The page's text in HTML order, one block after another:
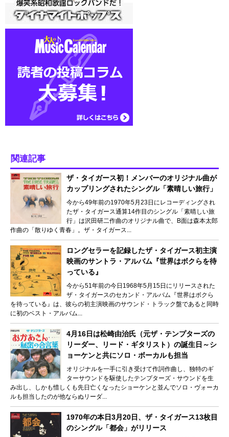
関連記事
ザ・タイガース初！メンバーのオリジナル曲が
カップリングされたシングル「素晴しい旅行」
今から49年前の1970年5月23日にレコーディングされ
たザ・タイガース通算14作目のシングル「素晴しい旅
行」は沢田研二作曲のオリジナル曲で、B面は森本太郎
作曲の「散りゆく青春」。ザ・タイガース...
ロングセラーを記録したザ・タイガース初主演
映画のサントラ・アルバム『世界はボクらを待
っている』
今から51年前の今日1968年5月15日にリリースされた
ザ・タイガースのセカンド・アルバム『世界はボクら
を待っている』は、彼らの初主演映画のサウンド・トラック盤であると同時
に初のベスト・アルバム...
4月16日は松崎由治氏（元ザ・テンプターズの
リーダー、リード・ギタリスト）の誕生日～シ
ョーケンと共にソロ・ボーカルも担当
オリジナルを一手に引き受けて作詞作曲し、独特のギ
ターサウンドを駆使したテンプターズ・サウンドを生
み出し、しかも惜しくも先日亡くなったショーケンと並んでソロ・ヴォーカ
ルも担当したのが他ならぬリーダ...
1970年の本日3月20日、ザ・タイガース13枚目
のシングル「都会」がリリース